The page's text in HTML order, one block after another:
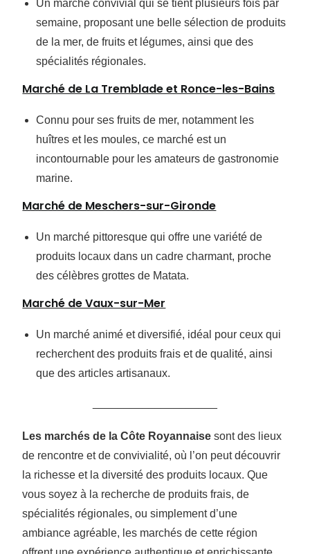
Un marché convivial qui se tient plusieurs fois par
semaine, proposant une belle sélection de produits
de la mer, de fruits et légumes, ainsi que des
spécialités régionales.
Marché de La Tremblade et Ronce-les-Bains
Connu pour ses fruits de mer, notamment les
huîtres et les moules, ce marché est un
incontournable pour les amateurs de gastronomie
marine.
Marché de Meschers-sur-Gironde
Un marché pittoresque qui offre une variété de
produits locaux dans un cadre charmant, proche
des célèbres grottes de Matata.
Marché de Vaux-sur-Mer
Un marché animé et diversifié, idéal pour ceux qui
recherchent des produits frais et de qualité, ainsi
que des articles artisanaux.
Les marchés de la Côte Royannaise sont des lieux
de rencontre et de convivialité, où l’on peut découvrir
la richesse et la diversité des produits locaux. Que
vous soyez à la recherche de produits frais, de
spécialités régionales, ou simplement d’une
ambiance agréable, les marchés de cette région